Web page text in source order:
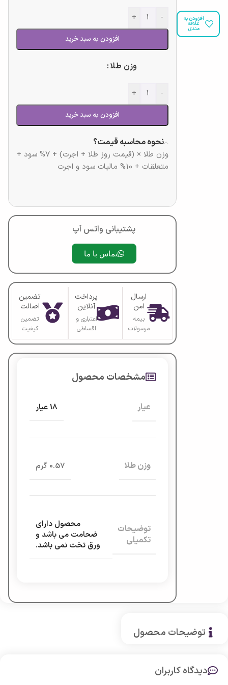
افزودن به
علاقه
مندی
-
+
افزودن به سبد خرید
وزن طلا
-
+
افزودن به سبد خرید
نحوه محاسبه قیمت؟
وزن طلا × (قیمت روز طلا + اجرت) + 7% سود +
متعلقات + 10% مالیات سود و اجرت
پشتیبانی واتس آپ
تماس با ما
ارسال
امن
بیمه
مرسولات
پرداخت
آنلاین
اعتباری و
اقساطی
تضمین
اصالت
تضمین
کیفیت
مشخصات محصول
عیار 18 عیار
وزن طلا 0.57 گرم
توضیحات
تکمیلی
محصول دارای
ضحامت می باشد و
ورق تخت نمی باشد.
توضیحات محصول
دیدگاه کاربران